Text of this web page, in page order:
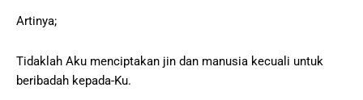
Artinya;
Tidaklah Aku menciptakan jin dan manusia kecuali untuk
beribadah kepada-Ku.